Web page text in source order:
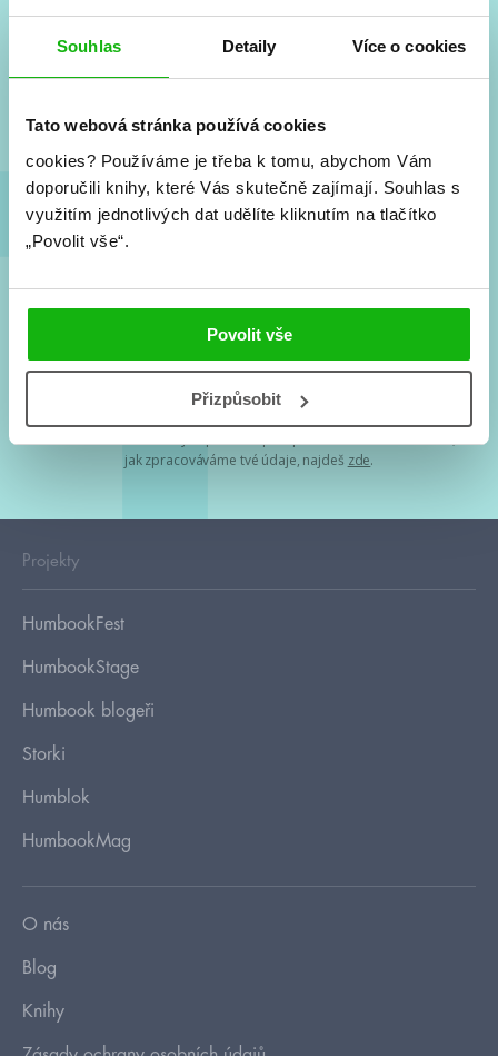
Souhlas Detaily Více o cookies
Tato webová stránka používá cookies
cookies? Používáme je třeba k tomu, abychom Vám
doporučili knihy, které Vás skutečně zajímají. Souhlas s
využitím jednotlivých dat udělíte kliknutím na tlačítko
„Povolit vše“.
Povolit vše
Přizpůsobit
Vše kolem #youngadult každý měsíc rovnou do mailu!
a seriálové adaptace a další.
Souhlasím spodmínkami zpracování osobních údajů
Tvá e-mailová adresa je u nás v bezpečí. Přečti si
jak zpracováváme tvé údaje, najdeš zde.
Projekty
HumbookFest
HumbookStage
Humbook blogeři
Storki
Humblok
HumbookMag
O nás
Blog
Knihy